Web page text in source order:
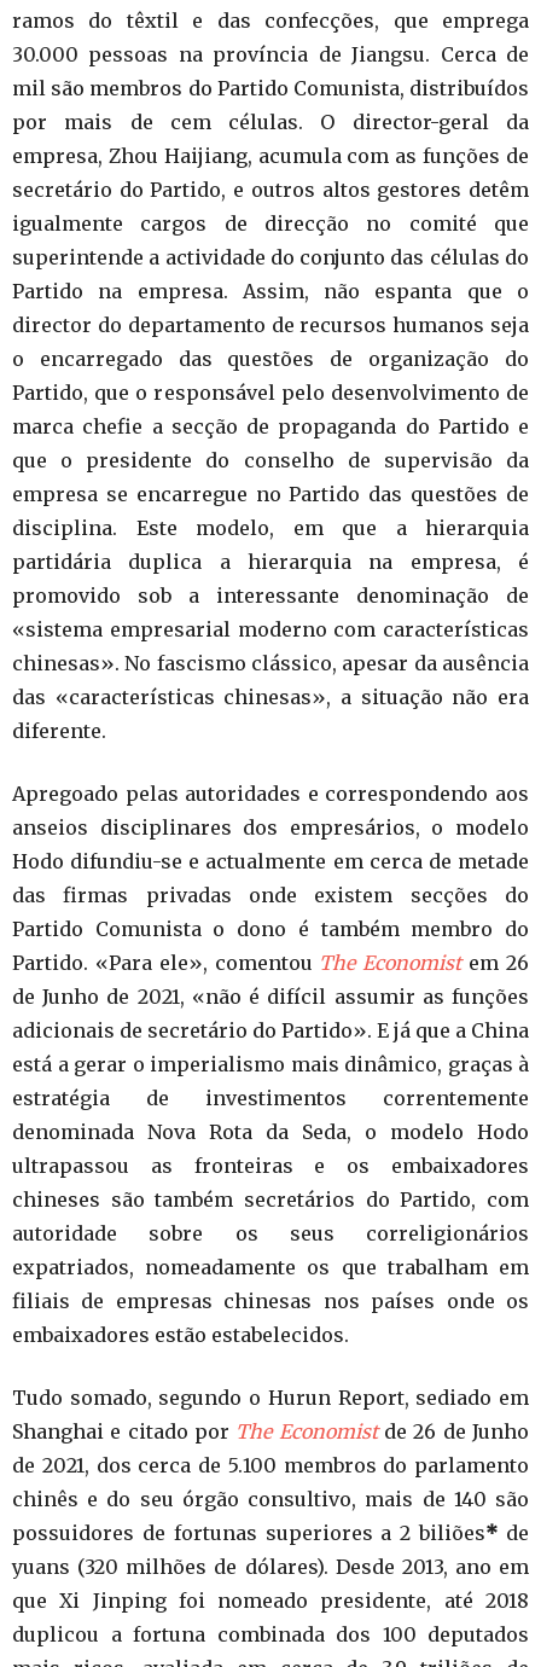
ramos do têxtil e das confecções, que emprega
30.000 pessoas na província de Jiangsu. Cerca de
mil são membros do Partido Comunista, distribuídos
por mais de cem células. O director-geral da
empresa, Zhou Haijiang, acumula com as funções de
secretário do Partido, e outros altos gestores detêm
igualmente cargos de direcção no comité que
superintende a actividade do conjunto das células do
Partido na empresa. Assim, não espanta que o
director do departamento de recursos humanos seja
o encarregado das questões de organização do
Partido, que o responsável pelo desenvolvimento de
marca chefie a secção de propaganda do Partido e
que o presidente do conselho de supervisão da
empresa se encarregue no Partido das questões de
disciplina. Este modelo, em que a hierarquia
partidária duplica a hierarquia na empresa, é
promovido sob a interessante denominação de
«sistema empresarial moderno com características
chinesas». No fascismo clássico, apesar da ausência
das «características chinesas», a situação não era
diferente.
Apregoado pelas autoridades e correspondendo aos
anseios disciplinares dos empresários, o modelo
Hodo difundiu-se e actualmente em cerca de metade
das firmas privadas onde existem secções do
Partido Comunista o dono é também membro do
Partido. «Para ele», comentou The Economist em 26
de Junho de 2021, «não é difícil assumir as funções
adicionais de secretário do Partido». E já que a China
está a gerar o imperialismo mais dinâmico, graças à
estratégia de investimentos correntemente
denominada Nova Rota da Seda, o modelo Hodo
ultrapassou as fronteiras e os embaixadores
chineses são também secretários do Partido, com
autoridade sobre os seus correligionários
expatriados, nomeadamente os que trabalham em
filiais de empresas chinesas nos países onde os
embaixadores estão estabelecidos.
Tudo somado, segundo o Hurun Report, sediado em
Shanghai e citado por The Economist de 26 de Junho
de 2021, dos cerca de 5.100 membros do parlamento
chinês e do seu órgão consultivo, mais de 140 são
possuidores de fortunas superiores a 2 biliões* de
yuans (320 milhões de dólares). Desde 2013, ano em
que Xi Jinping foi nomeado presidente, até 2018
duplicou a fortuna combinada dos 100 deputados